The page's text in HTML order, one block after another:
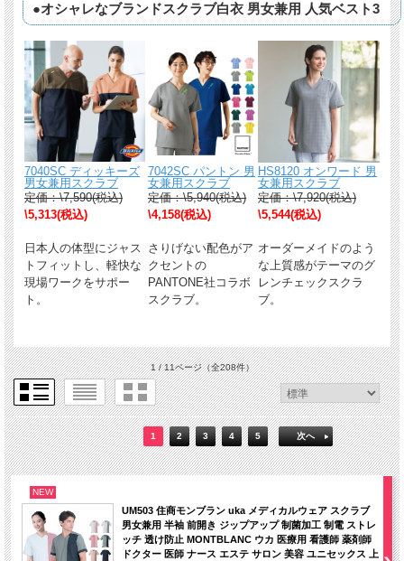
●オシャレなブランドスクラブ白衣 男女兼用 人気ベスト3
7040SC ディッキーズ
男女兼用スクラブ
定価：\7,590(税込)
\5,313(税込)
日本人の体型にジャス
トフィットし、軽快な
現場ワークをサポー
ト。
7042SC パントン 男
女兼用スクラブ
定価：\5,940(税込)
\4,158(税込)
さりげない配色がア
クセントの
PANTONE社コラボ
スクラブ。
HS8120 オンワード 男
女兼用スクラブ
定価：\7,920(税込)
\5,544(税込)
オーダーメイドのよう
な上質感がテーマのグ
レンチェックスクラ
ブ。
1 / 11ページ（全208件）
1 2 3 4 5 次へ
NEW
UM503 住商モンブラン uka メディカルウェア スクラブ
男女兼用 半袖 前開き ジップアップ 制菌加工 制電 ストレ
ッチ 透け防止 MONTBLANC ウカ 医療用 看護師 薬剤師
ドクター 医師 ナース エステ サロン 美容 ユニセックス 上